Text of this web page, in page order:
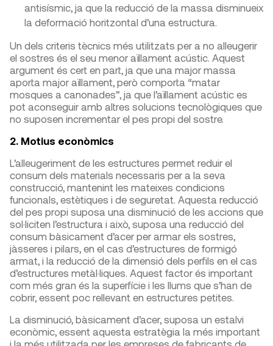
antisísmic, ja que la reducció de la massa disminueix
la deformació horitzontal d’una estructura.
Un dels criteris tècnics més utilitzats per a no alleugerir
el sostres és el seu menor aïllament acústic. Aquest
argument és cert en part, ja que una major massa
aporta major aïllament, però comporta “matar
mosques a canonades”, ja que l’aïllament acústic es
pot aconseguir amb altres solucions tecnològiques que
no suposen incrementar el pes propi del sostre.
2. Motius econòmics
L’alleugeriment de les estructures permet reduir el
consum dels materials necessaris per a la seva
construcció, mantenint les mateixes condicions
funcionals, estètiques i de seguretat. Aquesta reducció
del pes propi suposa una disminució de les accions que
sol·liciten l’estructura i això, suposa una reducció del
consum bàsicament d’acer per armar els sostres,
jàsseres i pilars, en el cas d’estructures de formigó
armat, i la reducció de la dimensió dels perfils en el cas
d’estructures metàl·liques. Aquest factor és important
com més gran és la superfície i les llums que s’han de
cobrir, essent poc rellevant en estructures petites.
La disminució, bàsicament d’acer, suposa un estalvi
econòmic, essent aquesta estratègia la més important